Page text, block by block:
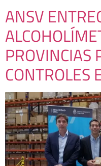
ANSV
PROVINCIAS
CONTROLES